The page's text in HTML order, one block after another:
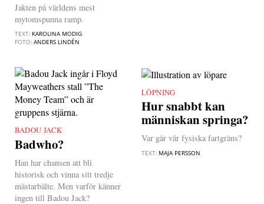
Jakten på världens mest
mytomspunna ramp.
TEXT: KAROLINA MODIG
FOTO:ANDERS LINDÉN
BADOU JACK
Badwho?
Han har chansen att bli
historisk och vinna sitt tredje
mästarbälte. Men varför känner
ingen till Badou Jack?
LÖPNING
Hur snabbt kan
människan springa?
Var går vår fysiska fartgräns?
TEXT: MAJA PERSSON